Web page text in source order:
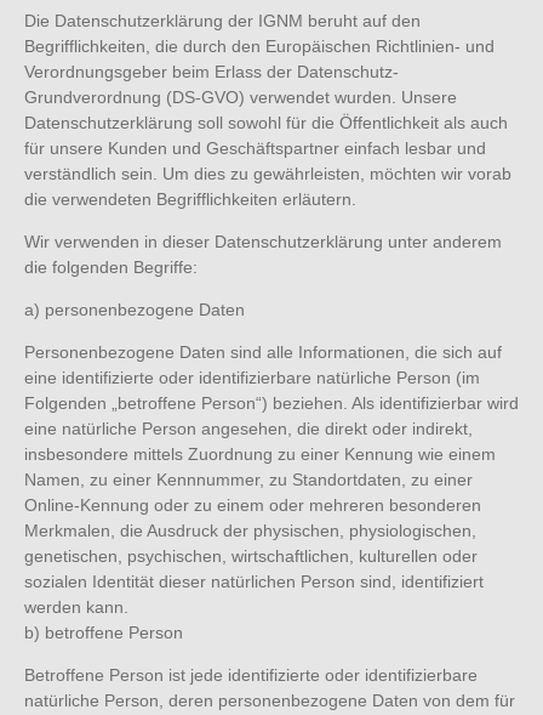
Die Datenschutzerklärung der IGNM beruht auf den
Begrifflichkeiten, die durch den Europäischen Richtlinien- und
Verordnungsgeber beim Erlass der Datenschutz-
Grundverordnung (DS-GVO) verwendet wurden. Unsere
Datenschutzerklärung soll sowohl für die Öffentlichkeit als auch
für unsere Kunden und Geschäftspartner einfach lesbar und
verständlich sein. Um dies zu gewährleisten, möchten wir vorab
die verwendeten Begrifflichkeiten erläutern.
Wir verwenden in dieser Datenschutzerklärung unter anderem
die folgenden Begriffe:
a) personenbezogene Daten
Personenbezogene Daten sind alle Informationen, die sich auf
eine identifizierte oder identifizierbare natürliche Person (im
Folgenden „betroffene Person“) beziehen. Als identifizierbar wird
eine natürliche Person angesehen, die direkt oder indirekt,
insbesondere mittels Zuordnung zu einer Kennung wie einem
Namen, zu einer Kennnummer, zu Standortdaten, zu einer
Online-Kennung oder zu einem oder mehreren besonderen
Merkmalen, die Ausdruck der physischen, physiologischen,
genetischen, psychischen, wirtschaftlichen, kulturellen oder
sozialen Identität dieser natürlichen Person sind, identifiziert
werden kann.
b) betroffene Person
Betroffene Person ist jede identifizierte oder identifizierbare
natürliche Person, deren personenbezogene Daten von dem für